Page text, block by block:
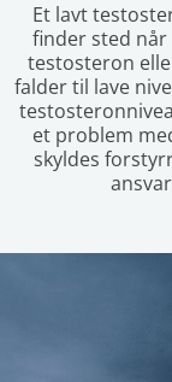
Et lavt
finder sted
testosteron
falder til lave
et problem
skyldes